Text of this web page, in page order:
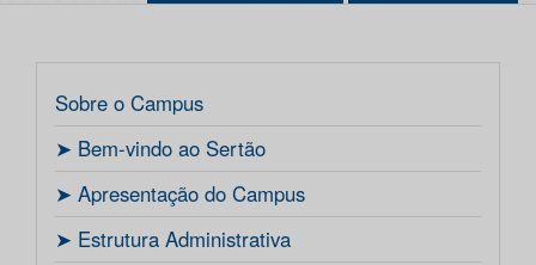
Sobre o Campus
ㅤ➤ Bem-vindo ao Sertão
ㅤ➤ Apresentação do Campus
ㅤ➤ Estrutura Administrativa